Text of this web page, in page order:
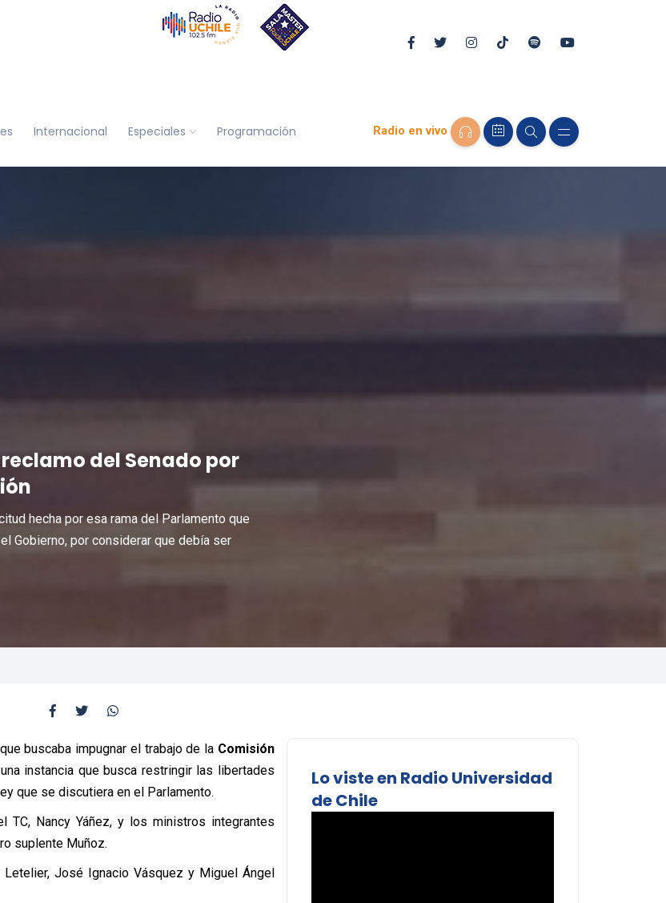
Internacional Especiales Programación Radio en vivo
del Senado por
hecha por esa rama del Parlamento que
Gobierno, por considerar que debía ser
buscaba impugnar el trabajo de laComisión
instancia que busca restringir las libertades
que se discutiera en el Parlamento.
TC, Nancy Yáñez, y los ministros integrantes
suplente Muñoz.
José Ignacio Vásquez y Miguel Ángel
Lo viste en Radio Universidad
de Chile